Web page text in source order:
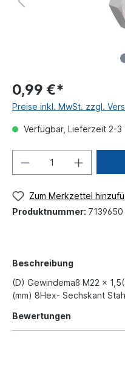
0,99 €*
Preise inkl. MwSt. zzgl.
Verfügbar, Lieferzeit 2-3
Zum Merkzettel
Produktnummer: 7139650
Beschreibung
(D) Gewindemaß M22 x
(mm) 8Hex- Sechskant
Bewertungen